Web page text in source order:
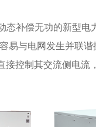
补偿无功的新型电
易与电网发生并联
控制其交流侧电